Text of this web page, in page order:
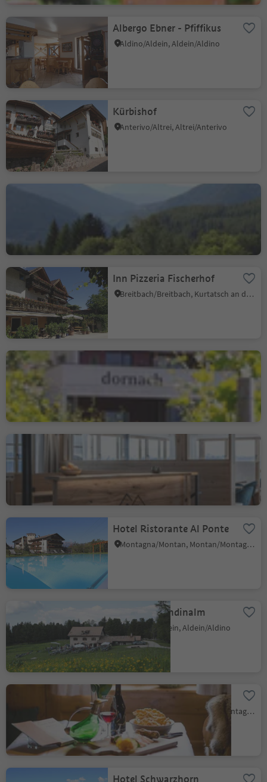
Albergo Ebner - Pfiffikus
Aldino/Aldein, Aldein/Aldino
Kürbishof
Anterivo/Altrei, Altrei/Anterivo
Hotel Waldheim
Altrei/Anterivo
Inn Pizzeria Fischerhof
Breitbach/Breitbach, Kurtatsch an der Weinstraße/Cortaccia sulla Strada del Vino, Alto Adige Wine Road
Osteria Contadina -
Buschenschank Dornach
Aldein/Aldino
Hotel Ristorante Al Ponte
Montagna/Montan, Montan/Montagna, Alto Adige Wine Road
Gasthof Gurndinalm
Redagno/Radein, Aldein/Aldino
Pizzeria Zur Traube
Montagna/Montan, Montan/Montagna, Alto Adige Wine Road
Hotel Schwarzhorn